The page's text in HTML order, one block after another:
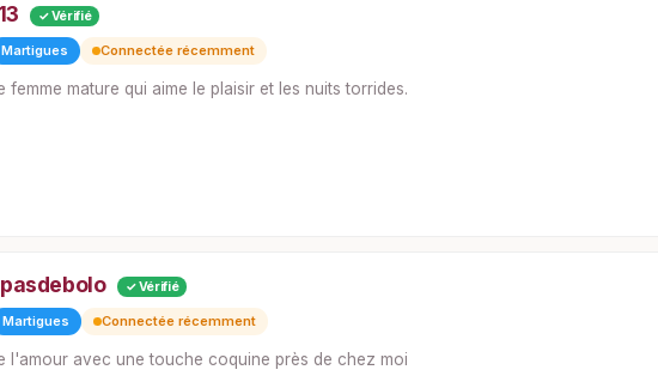
✓ Vérifié
Martigues Connectée récemment
femme mature qui aime le plaisir et les nuits torrides.
✓ Vérifié
Martigues Connectée récemment
l'amour avec une touche coquine près de chez moi